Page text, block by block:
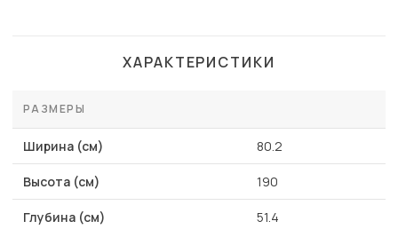
ХАРАКТЕРИСТИКИ
РАЗМЕРЫ
Ширина (см) 80.2
Высота (см) 190
Глубина (см) 51.4